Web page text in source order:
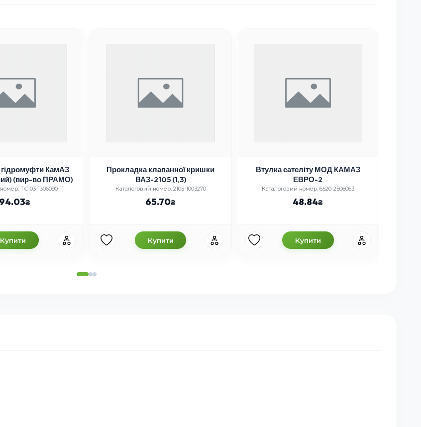
КамАЗ
(вир-во ПРАМО)
ТС103-1306090-11
Купити
Прокладка клапанної кришки
ВАЗ-2105 (1,3)
Каталоговий номер: 2105-1003270
65.70
Купити
Втулка сателіту МОД КАМАЗ
ЕВРО-2
Каталоговий номер: 6520-2506063
48.84
Купити